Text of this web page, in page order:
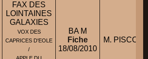
FAX DES
LOINTAINES
GALAXIES
VOX DES
CAPRICES D'EOLE
/
BA M
Fiche
18/08/2010
M.